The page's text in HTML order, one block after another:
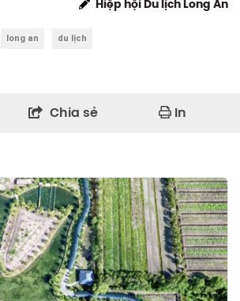
Hiệp hội Du lịch Long An
long an du lịch
Chia sẻ In